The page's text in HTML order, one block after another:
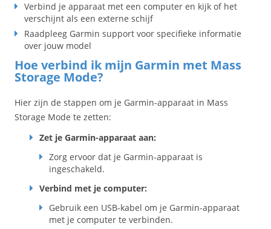
Verbind je apparaat met een computer en kijk of het
verschijnt als een externe schijf
Raadpleeg Garmin support voor specifieke informatie
over jouw model
Hoe verbind ik mijn Garmin met Mass
Storage Mode?
Hier zijn de stappen om je Garmin-apparaat in Mass
Storage Mode te zetten:
Zet je Garmin-apparaat aan:
Zorg ervoor dat je Garmin-apparaat is
ingeschakeld.
Verbind met je computer:
Gebruik een USB-kabel om je Garmin-apparaat
met je computer te verbinden.